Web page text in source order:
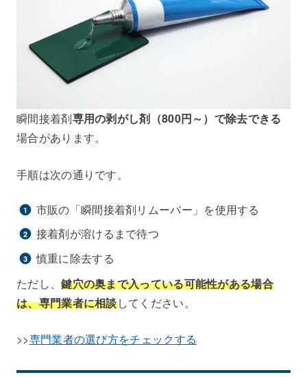
瞬間接着剤専用の剥がし剤（800円～）で除去できる
場合があります。
手順は次の通りです。
市販の「瞬間接着剤リムーバー」を使用する
接着剤が溶けるまで待つ
慎重に除去する
ただし、鍵穴の奥まで入っている可能性がある場合
は、専門業者に相談してください。
>>専門業者の選び方をチェックする